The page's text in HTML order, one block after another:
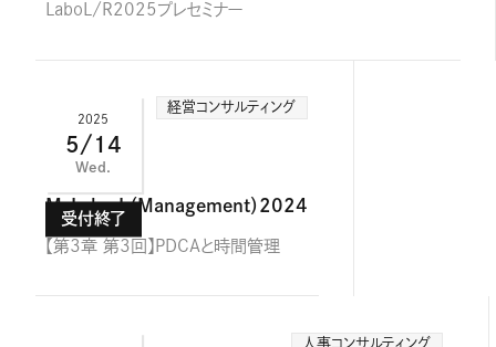
LaboL/R2025プレセミナー
経営コンサルティング
2025
5/14
Wed.
M-Labo L（Management）2024
【第3章 第3回】PDCAと時間管理
人事コンサルティング